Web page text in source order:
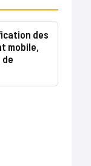
des
mobile,
de